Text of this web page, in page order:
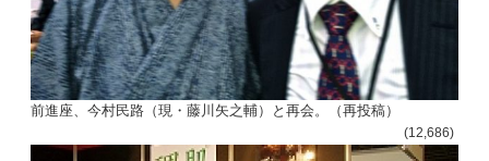
前進座、今村民路（現・藤川矢之輔）と再会。（再投稿）
(12,686)